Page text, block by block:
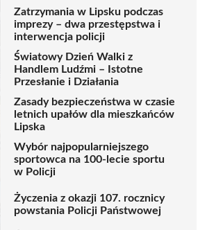
Zatrzymania w Lipsku podczas
imprezy – dwa przestępstwa i
interwencja policji
Światowy Dzień Walki z
Handlem Ludźmi – Istotne
Przesłanie i Działania
Zasady bezpieczeństwa w czasie
letnich upałów dla mieszkańców
Lipska
Wybór najpopularniejszego
sportowca na 100-lecie sportu
w Policji
Życzenia z okazji 107. rocznicy
powstania Policji Państwowej